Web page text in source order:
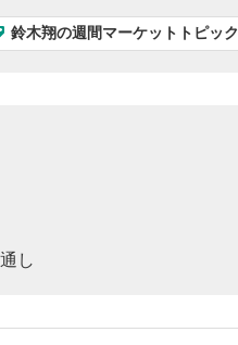
鈴木翔の週間マーケットトピック
し